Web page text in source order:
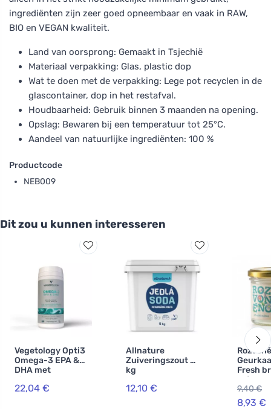
ingrediënten zijn zeer goed opneembaar en vaak in RAW,
BIO en VEGAN kwaliteit.
Land van oorsprong: Gemaakt in Tsjechië
Materiaal verpakking: Glas, plastic dop
Wat te doen met de verpakking: Lege pot recyclen in de
glascontainer, dop in het restafval.
Houdbaarheid: Gebruik binnen 3 maanden na opening.
Opslag: Bewaren bij een temperatuur tot 25°C.
Aandeel van natuurlijke ingrediënten: 100 %
Productcode
NEB009
Dit zou u kunnen interesseren
Vegetology Opti3
Omega-3 EPA &
DHA met
vitamine D 60
capsules
22,04 €
Allnature
Zuiveringszout 5
kg
12,10 €
Fresh
ml) -
citroen
9,40 €
8,93 €